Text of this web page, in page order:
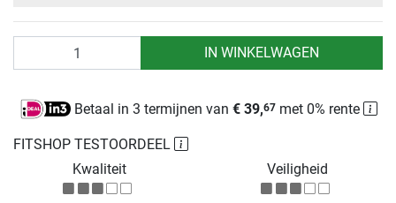
IN WINKELWAGEN
FITSHOP TESTOORDEEL
Kwaliteit
Veiligheid
Betaal in 3 termijnen van € 39,67met 0% rente